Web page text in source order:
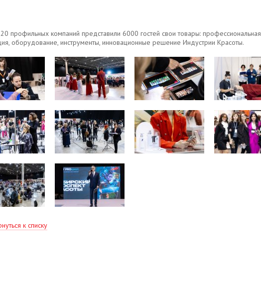
профильных компаний представили 6000 гостей свои товары: профессиональная
оборудование, инструменты, инновационные решение Индустрии Красоты.
к списку